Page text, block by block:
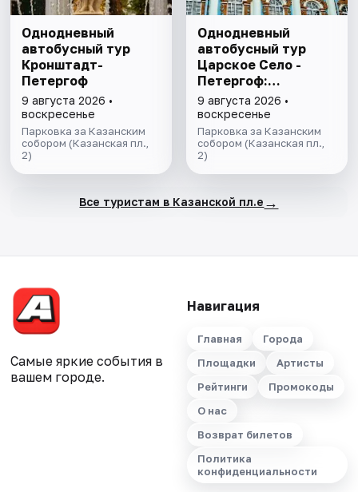
Однодневный
автобусный тур
Кронштадт-
Петергоф
9 августа 2026 •
воскресенье
Парковка за Казанским
собором (Казанская пл.,
2)
Однодневный
автобусный тур
Царское Село -
Петергоф:
"Янтарная комната
и Фонтаны
Петергофа за 1
день"
9 августа 2026 •
воскресенье
Парковка за Казанским
собором (Казанская пл.,
2)
Все туристам в Казанской пл.е →
Самые яркие события в
вашем городе.
Навигация
Главная
Города
Площадки
Артисты
Рейтинги
Промокоды
О нас
Возврат билетов
Политика
конфиденциальности